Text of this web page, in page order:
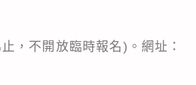
，不開放臨時報名)。網址：